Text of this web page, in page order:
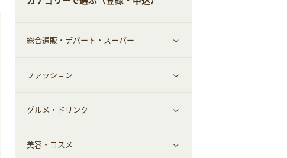
総合通販・デパート・スーパー
すべて見る
総合通販
ファッション
すべて見る
ファッション
グルメ・ドリンク
すべて見る
美容・コスメ